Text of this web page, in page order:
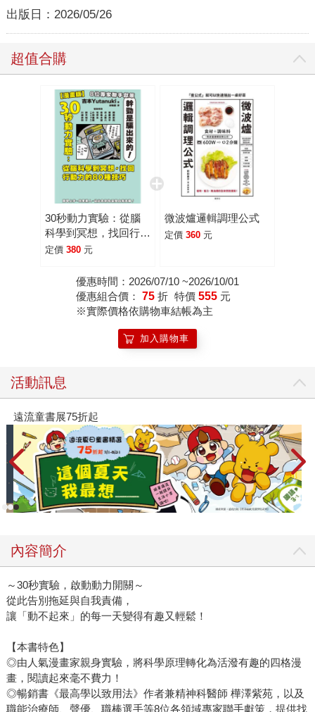
出版日： 2026/05/26
超值合購
30秒動力實驗：從腦
科學到冥想，找回行動
力的80種技巧【漫畫
定價 380 元
微波爐邏輯調理公式
定價 360 元
優惠時間：2026/07/10 ~2026/10/01
優惠組合價： 75 折 特價 555 元
※實際價格依購物車結帳為主
加入購物車
活動訊息
遠流童書展75折起
內容簡介
～30秒實驗，啟動動力開關～
從此告別拖延與自我責備，
讓「動不起來」的每一天變得有趣又輕鬆！
【本書特色】
◎由人氣漫畫家親身實驗，將科學原理轉化為活潑有趣的四格漫
畫，閱讀起來毫不費力！
◎暢銷書《最高學以致用法》作者兼精神科醫師 樺澤紫苑，以及
職能治療師、聲優、職棒選手等8位各領域專家聯手獻策，提供找